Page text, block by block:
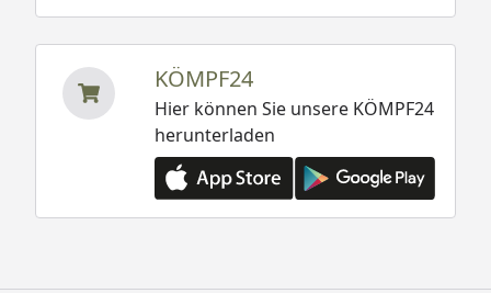
KÖMPF24
Hier können Sie unsere KÖMPF24
herunterladen